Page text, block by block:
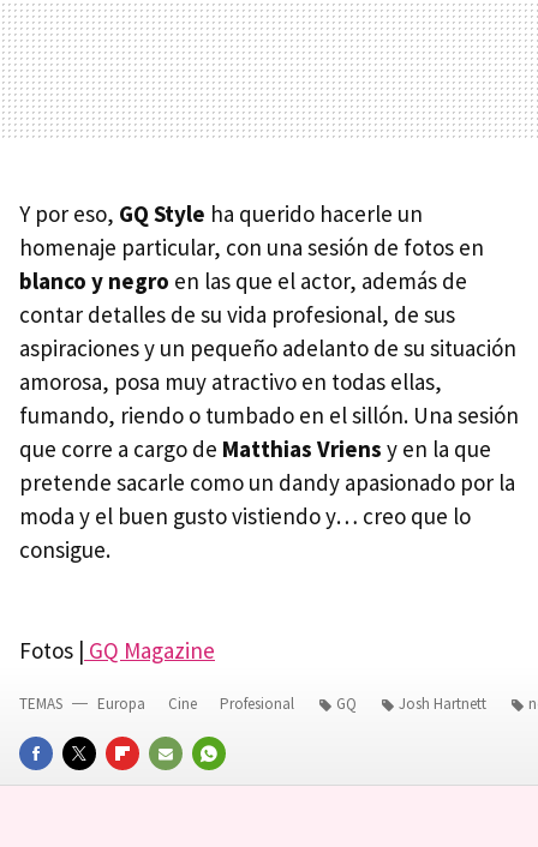
Y por eso, GQ Style ha querido hacerle un
homenaje particular, con una sesión de fotos en
blanco y negro en las que el actor, además de
contar detalles de su vida profesional, de sus
aspiraciones y un pequeño adelanto de su situación
amorosa, posa muy atractivo en todas ellas,
fumando, riendo o tumbado en el sillón. Una sesión
que corre a cargo de Matthias Vriens y en la que
pretende sacarle como un dandy apasionado por la
moda y el buen gusto vistiendo y… creo que lo
consigue.
Fotos | GQ Magazine
FACEBOOKTWITTERFLIPBOARD
E-
WHATSAPP
TEMAS Europa Cine Profesional GQ Josh Hartnett